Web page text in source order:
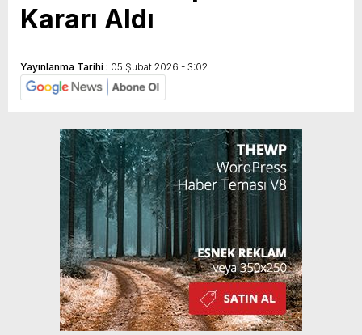
Kararı Aldı
Yayınlanma Tarihi : 05 Şubat 2026 - 3:02